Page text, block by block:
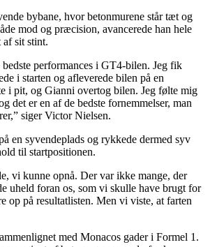
bybane, hvor betonmurene står tæt og
mod og præcision, avancerede han hele
af sit stint.
performances i GT4-bilen. Jeg fik
i starten og afleverede bilen på en
i pit, og Gianni overtog bilen. Jeg følte mig
det er en af de bedste fornemmelser, man
siger Victor Nielsen.
en syvendeplads og rykkede dermed syv
til startpositionen.
vi kunne opnå. Der var ikke mange, der
uheld foran os, som vi skulle have brugt for
op på resultatlisten. Men vi viste, at farten
med Monacos gader i Formel 1.